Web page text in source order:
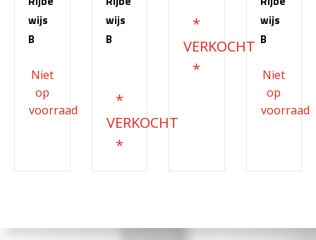
wijs
B
wijs
B
wijs
B